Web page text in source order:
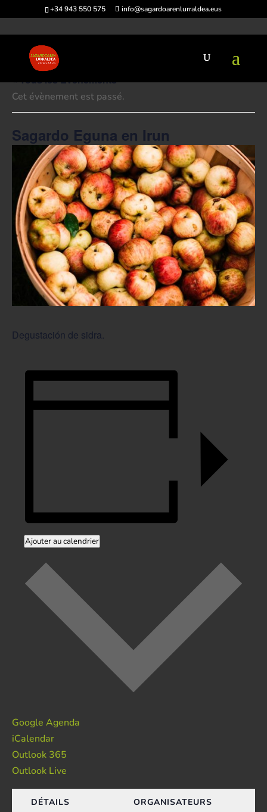
+34 943 550 575 info@sagardoarenlurraldea.eus
« Tous les Évènements
Cet évènement est passé.
Sagardo Eguna en Irun
Degustación de sidra.
Ajouter au calendrier
Google Agenda
iCalendar
Outlook 365
Outlook Live
DÉTAILS ORGANISATEURS